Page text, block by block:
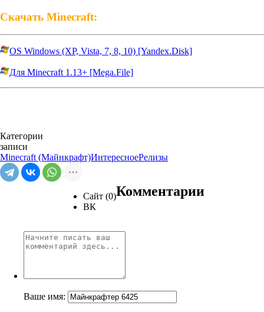
Скачать Minecraft:
OS Windows (XP, Vista, 7, 8, 10) [Yandex.Disk]
Для Minecraft 1.13+ [Mega.File]
Категории
записи
Minecraft (Майнкрафт)ИнтересноеРелизы
Сайт (0)
ВК
Комментарии
Ваше имя: